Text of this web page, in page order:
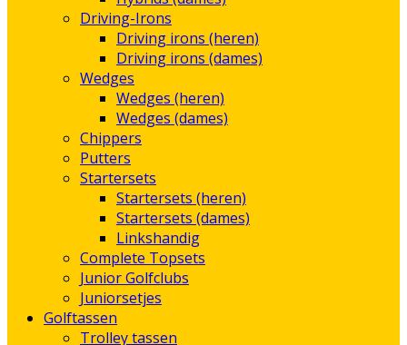
Driving-Irons
Driving irons (heren)
Driving irons (dames)
Wedges
Wedges (heren)
Wedges (dames)
Chippers
Putters
Startersets
Startersets (heren)
Startersets (dames)
Linkshandig
Complete Topsets
Junior Golfclubs
Juniorsetjes
Golftassen
Trolley tassen